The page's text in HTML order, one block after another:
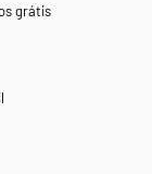
grátis